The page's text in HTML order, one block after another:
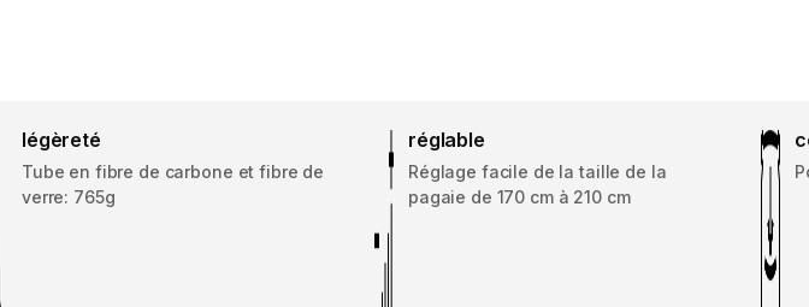
légèreté
Tube en fibre de carbone et fibre de
verre: 765g
réglable
Réglage facile de la taille de la
pagaie de 170 cm à 210 cm